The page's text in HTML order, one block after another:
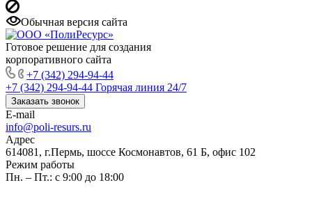
Обычная версия сайта
Готовое решение для создания
корпоративного сайта
+7 (342) 294-94-44
+7 (342) 294-94-44 Горячая линия 24/7
Заказать звонок
E-mail
info@poli-resurs.ru
Адрес
614081, г.Пермь, шоссе Космонавтов, 61 Б, офис 102
Режим работы
Пн. – Пт.: с 9:00 до 18:00